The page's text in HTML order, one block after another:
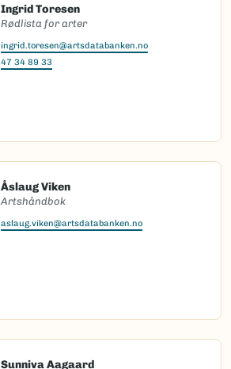
Ingrid Toresen
Rødlista for arter
ingrid.toresen@artsdatabanken.no
47 34 89 33
Åslaug Viken
Artshåndbok
aslaug.viken@artsdatabanken.no
Sunniva Aagaard